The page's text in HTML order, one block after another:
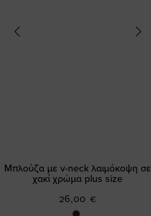
Μπλούζα με v-neck λαιμόκοψη σε
χακί χρώμα plus size
26,00 €